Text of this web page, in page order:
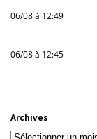
06/08 à 12:49
06/08 à 12:45
Archives
Archives